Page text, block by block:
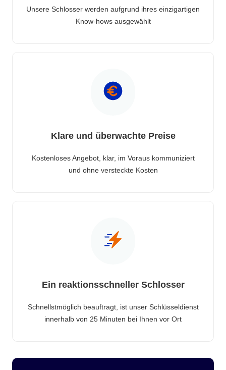
Unsere Schlosser werden aufgrund ihres einzigartigen
Know-hows ausgewählt
Klare und überwachte Preise
Kostenloses Angebot, klar, im Voraus kommuniziert
und ohne versteckte Kosten
Ein reaktionsschneller Schlosser
Schnellstmöglich beauftragt, ist unser Schlüsseldienst
innerhalb von 25 Minuten bei Ihnen vor Ort